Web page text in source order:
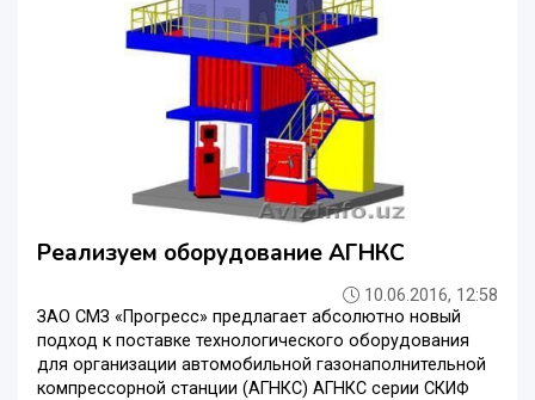
Реализуем оборудование АГНКС
10.06.2016, 12:58
ЗАО СМЗ «Прогресс» предлагает абсолютно новый
подход к поставке технологического оборудования
для организации автомобильной газонаполнительной
компрессорной станции (АГНКС) АГНКС серии СКИФ